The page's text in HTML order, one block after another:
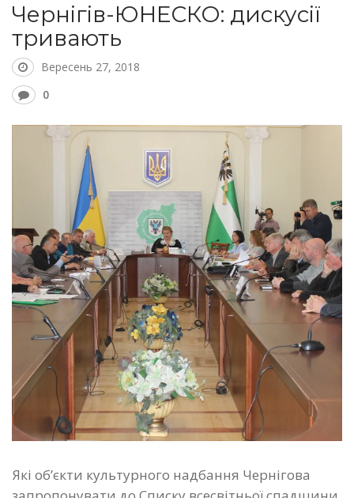
Чернігів-ЮНЕСКО: дискусії
тривають
Вересень 27, 2018
0
Які об’єкти культурного надбання Чернігова